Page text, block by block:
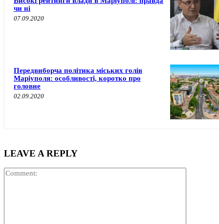
чи ні
07.09.2020
Передвиборча політика міських голів
Маріуполя: особливості, коротко про
головне
02.09.2020
LEAVE A REPLY